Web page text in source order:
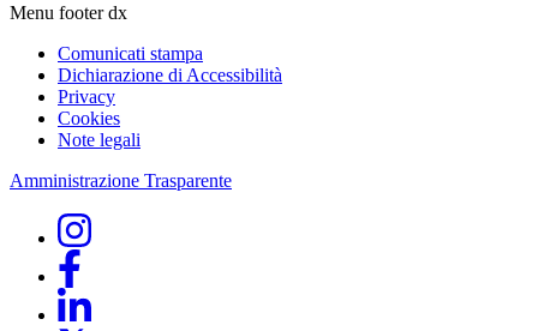
Menu footer dx
Comunicati stampa
Dichiarazione di Accessibilità
Privacy
Cookies
Note legali
Amministrazione Trasparente